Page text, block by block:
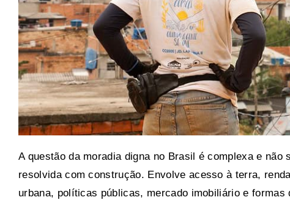
A questão da moradia digna no Brasil é complexa e
resolvida com construção. Envolve acesso à terra,
urbana, políticas públicas, mercado imobiliário e formas